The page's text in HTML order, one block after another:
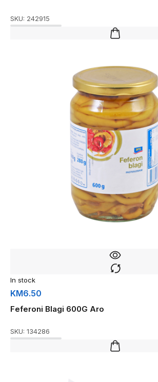
SKU: 242915
In stock
KM6.50
Feferoni Blagi 600G Aro
SKU: 134286